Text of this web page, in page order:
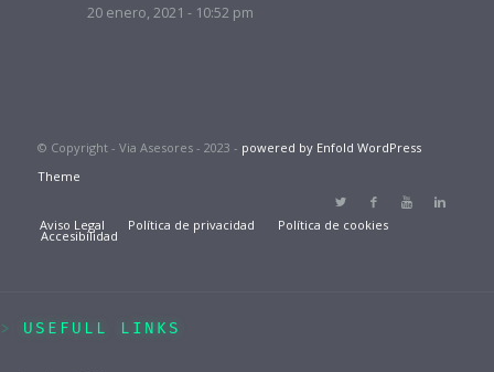
20 enero, 2021 - 10:52 pm
© Copyright - Via Asesores - 2023 - powered by Enfold WordPress
Theme
Aviso Legal Política de privacidad Política de cookies
Accesibilidad
USEFULL LINKS